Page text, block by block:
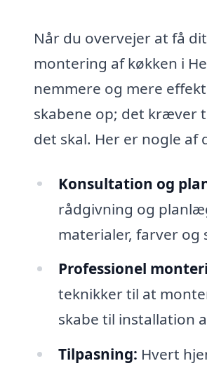
Når du overvejer at få
montering af køkken i
nemmere og mere
skabene op; det kræver
det skal. Her er nogle
Konsultation og
rådgivning og
materialer, farver og
Professionel
teknikker til at
skabe til installation
Tilpasning: Hvert